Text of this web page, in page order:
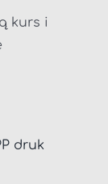
kurs i
druk